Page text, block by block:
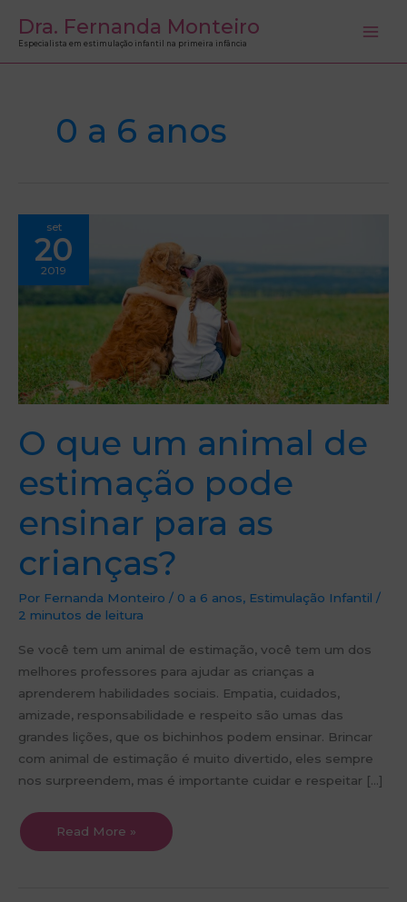
paraDra. Fernanda Monteiro
Especialista em estimulação infantil na primeira infância
0 a 6 anos
set
20
2019
O que um animal de
estimação pode
ensinar para as
crianças?
Por Fernanda Monteiro / 0 a 6 anos, Estimulação Infantil /
2 minutos de leitura
Se você tem um animal de estimação, você tem um dos
melhores professores para ajudar as crianças a
aprenderem habilidades sociais. Empatia, cuidados,
amizade, responsabilidade e respeito são umas das
grandes lições, que os bichinhos podem ensinar. Brincar
com animal de estimação é muito divertido, eles sempre
nos surpreendem, mas é importante cuidar e respeitar […]
O
que
um
animal
de
estimação
pode
crianças?
Read More »